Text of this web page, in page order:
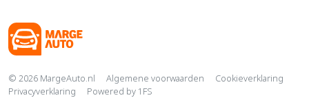
Copyright navigation
© 2026 MargeAuto.nl Algemene voorwaarden
Cookieverklaring
Privacyverklaring
Powered by 1FS